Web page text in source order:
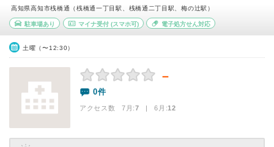
高知県高知市桟橋通（桟橋通一丁目駅、桟橋通二丁目駅、梅の辻駅）
駐車場あり マイナ受付(スマホ可) 電子処方せん対応
土曜（〜12:30）
－
0件
アクセス数 7月:7 | 6月:12